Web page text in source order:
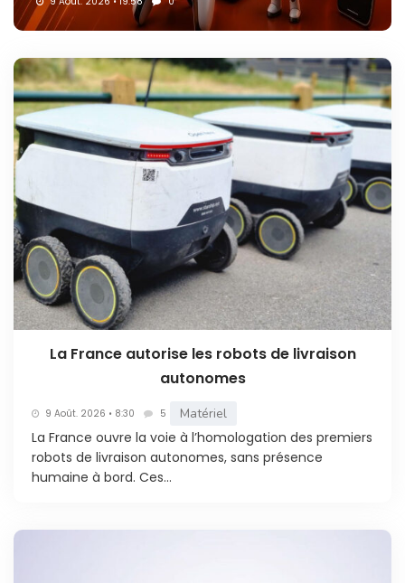
La France autorise les robots de livraison
autonomes
9 Août. 2026 • 8:30 5 Matériel
La France ouvre la voie à l’homologation des premiers
robots de livraison autonomes, sans présence
humaine à bord. Ces...